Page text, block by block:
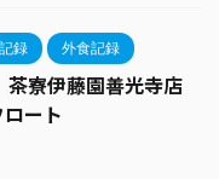
録 外食記録
寮伊藤園善光寺店
ート